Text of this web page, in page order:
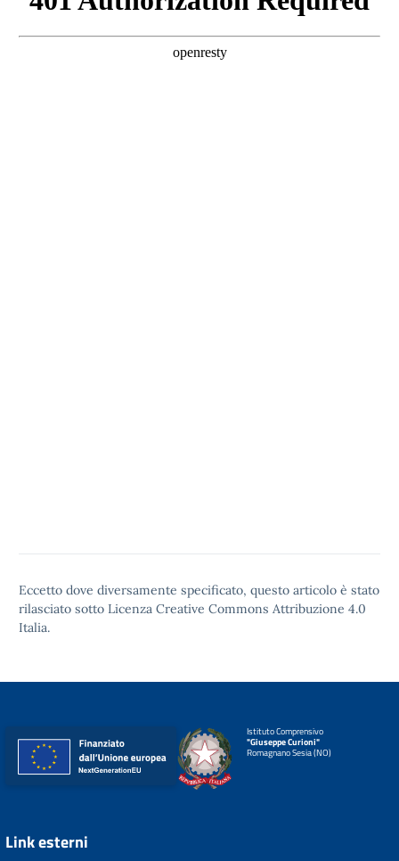
Eccetto dove diversamente specificato, questo articolo è stato
rilasciato sotto Licenza Creative Commons Attribuzione 4.0
Italia.
Istituto Comprensivo
"Giuseppe Curioni"
Romagnano Sesia (NO)
Link esterni